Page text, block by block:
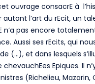
ouvrage consacrE à
autant l’art du rEcit, un
pas encore
Aussi ses rEcits, qui
et dans lesquels
Epiques. Il
(Richelieu,